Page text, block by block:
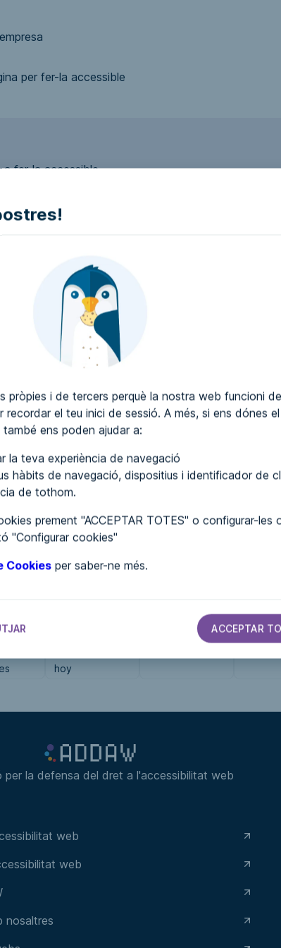
pròpies i de tercers perquè la nostra web funcioni
recordar el teu inici de sessió. A més, si ens dónes
ens poden ajudar a:
la teva experiència de navegació
hàbits de navegació, dispositius i identificador de
de tothom.
prement "ACCEPTAR TOTES" o configurar-les
"Configurar cookies"
Cookies per saber-ne més.
ACCEPTAR
per fer-la accessible
fer-la accessible
que la facin accessible..
hoy
per la defensa del dret a l'accessibilitat web
web
web
nosaltres